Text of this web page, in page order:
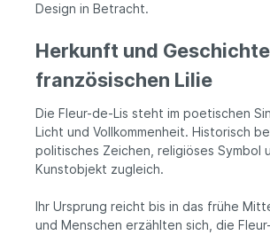
Design in Betracht.
Herkunft und
französischen Lilie
Die Fleur-de-Lis steht im poetischen
Licht und Vollkommenheit. Historisch
politisches Zeichen, religiöses Symbol
Kunstobjekt zugleich.
Ihr Ursprung reicht bis in das frühe
und Menschen erzählten sich, die